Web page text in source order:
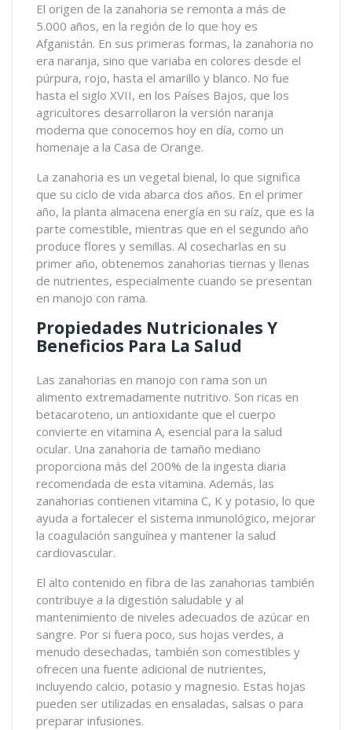
El origen de la zanahoria se remonta a más de
5.000 años, en la región de lo que hoy es
Afganistán. En sus primeras formas, la zanahoria no
era naranja, sino que variaba en colores desde el
púrpura, rojo, hasta el amarillo y blanco. No fue
hasta el siglo XVII, en los Países Bajos, que los
agricultores desarrollaron la versión naranja
moderna que conocemos hoy en día, como un
homenaje a la Casa de Orange.
La zanahoria es un vegetal bienal, lo que significa
que su ciclo de vida abarca dos años. En el primer
año, la planta almacena energía en su raíz, que es la
parte comestible, mientras que en el segundo año
produce flores y semillas. Al cosecharlas en su
primer año, obtenemos zanahorias tiernas y llenas
de nutrientes, especialmente cuando se presentan
en manojo con rama.
Propiedades Nutricionales Y
Beneficios Para La Salud
Las zanahorias en manojo con rama son un
alimento extremadamente nutritivo. Son ricas en
betacaroteno, un antioxidante que el cuerpo
convierte en vitamina A, esencial para la salud
ocular. Una zanahoria de tamaño mediano
proporciona más del 200% de la ingesta diaria
recomendada de esta vitamina. Además, las
zanahorias contienen vitamina C, K y potasio, lo que
ayuda a fortalecer el sistema inmunológico, mejorar
la coagulación sanguínea y mantener la salud
cardiovascular.
El alto contenido en fibra de las zanahorias también
contribuye a la digestión saludable y al
mantenimiento de niveles adecuados de azúcar en
sangre. Por si fuera poco, sus hojas verdes, a
menudo desechadas, también son comestibles y
ofrecen una fuente adicional de nutrientes,
incluyendo calcio, potasio y magnesio. Estas hojas
pueden ser utilizadas en ensaladas, salsas o para
preparar infusiones.